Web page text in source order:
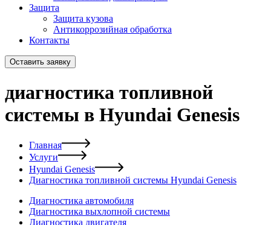
Защита
Защита кузова
Антикоррозийная обработка
Контакты
Оставить заявку
диагностика топливной
системы в Hyundai Genesis
Главная
Услуги
Hyundai Genesis
Диагностика топливной системы Hyundai Genesis
Диагностика автомобиля
Диагностика выхлопной системы
Диагностика двигателя